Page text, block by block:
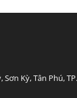
Sơn Kỳ, Tân Phú,